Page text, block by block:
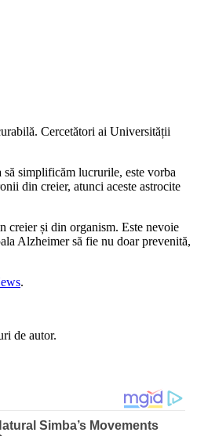
Cercetători ai Universității
să simplificăm lucrurile, este vorba
din creier, atunci aceste astrocite
creier și din organism. Este nevoie
Alzheimer să fie nu doar prevenită,
.
de autor.